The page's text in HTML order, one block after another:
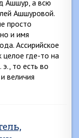
Ашшур, а всю
Ашшуровой.
просто
и имя
Ассирийское
целое где-то на
то есть во
величия